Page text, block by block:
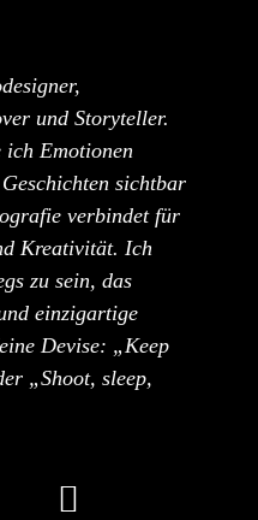
und Storyteller.
Emotionen
sichtbar
verbindet für
Kreativität. Ich
zu sein, das
einzigartige
Devise: „Keep
„Shoot, sleep,